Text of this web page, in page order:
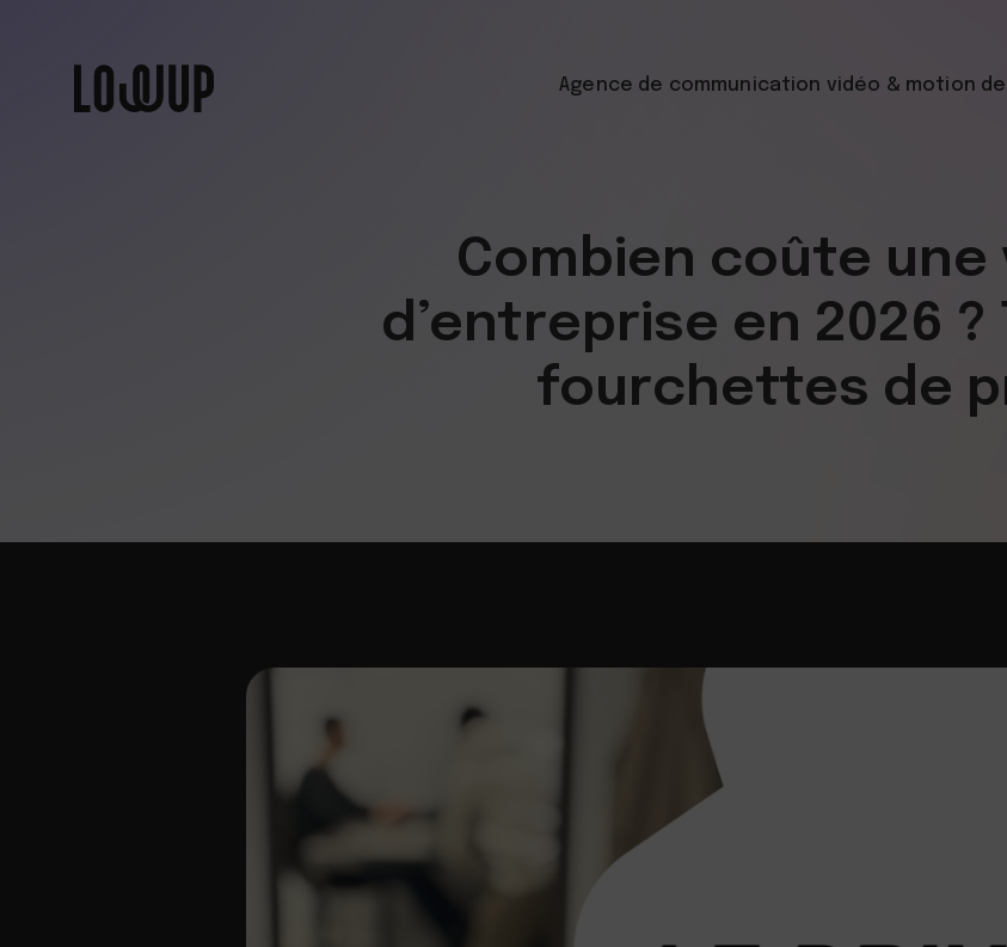
Agence de communication vidéo & motion
Combien coûte une
d’entreprise en 2026
fourchettes de